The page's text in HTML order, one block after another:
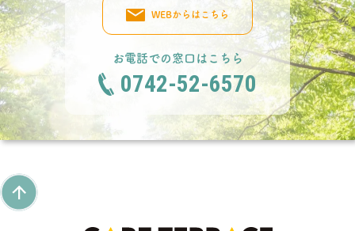
WEBからはこちら
お電話での窓口はこちら
0742-52-6570